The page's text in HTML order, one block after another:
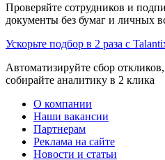
Проверяйте сотрудников и
документы без бумаг и личных
Ускорьте подбор в 2 раза с
Автоматизируйте сбор
собирайте аналитику в 2 клика
О компании
Наши вакансии
Партнерам
Реклама на сайте
Новости и статьи